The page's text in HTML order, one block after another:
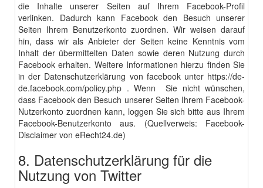
die Inhalte unserer Seiten auf Ihrem Facebook-Profil
verlinken. Dadurch kann Facebook den Besuch unserer
Seiten Ihrem Benutzerkonto zuordnen. Wir weisen darauf
hin, dass wir als Anbieter der Seiten keine Kenntnis vom
Inhalt der übermittelten Daten sowie deren Nutzung durch
Facebook erhalten. Weitere Informationen hierzu finden Sie
in der Datenschutzerklärung von facebook unter https://de-
de.facebook.com/policy.php . Wenn Sie nicht wünschen,
dass Facebook den Besuch unserer Seiten Ihrem Facebook-
Nutzerkonto zuordnen kann, loggen Sie sich bitte aus Ihrem
Facebook-Benutzerkonto aus. (Quellverweis: Facebook-
Disclaimer von eRecht24.de)
8. Datenschutzerklärung für die
Nutzung von Twitter